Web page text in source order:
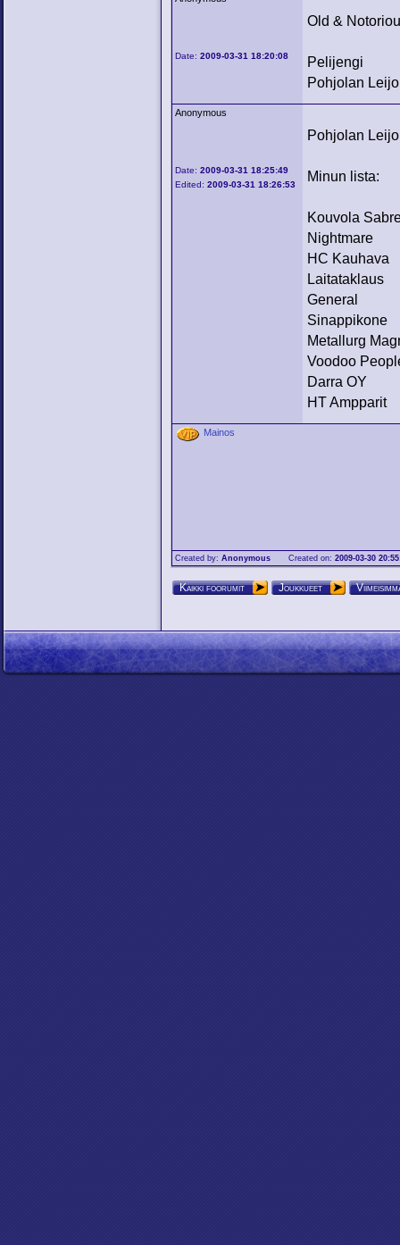
Date:2009-03-31 18:20:08
Old &
Pelijengi
Pohjolan
Anonymous
Date:2009-03-31 18:25:49
Edited:2009-03-31 18:26:53
Pohjolan
Minun lista:
Kouvola
Nightmare
HC Kauhava
Laitataklaus
General
Sinappikone
Metallurg
Voodoo
Darra OY
HT Ampparit
Mainos
Created by: Anonymous Created on:2009-03-30
Kaikki foorumit Joukkueet